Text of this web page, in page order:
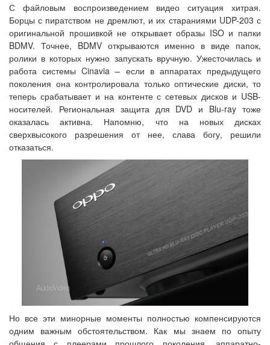
С файловым воспроизведением видео ситуация хитрая.
Борцы с пиратством не дремлют, и их стараниями UDP-203 с
оригинальной прошивкой не открывает образы ISO и папки
BDMV. Точнее, BDMV открываются именно в виде папок,
ролики в которых нужно запускать вручную. Ужесточилась и
работа системы Cinavia – если в аппаратах предыдущего
поколения она контролировала только оптические диски, то
теперь срабатывает и на контенте с сетевых дисков и USB-
носителей. Региональная защита для DVD и Blu-ray тоже
оказалась активна. Напомню, что на новых дисках
сверхвысокого разрешения от нее, слава богу, решили
отказаться.
Но все эти минорные моменты полностью компенсируются
одним важным обстоятельством. Как мы знаем по опыту